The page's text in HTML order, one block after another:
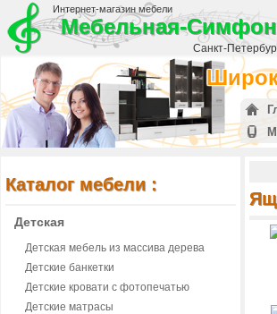
Интернет-магазин мебели
Мебельная-
Санкт-
Каталог мебели :
Детская
Детская мебель из массива дерева
Детские банкетки
Детские кровати с фотопечатью
Детские матрасы